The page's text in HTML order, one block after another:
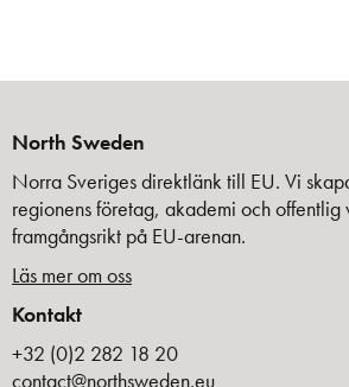
North Sweden
Norra Sveriges direktlänk till EU. Vi
regionens företag, akademi och offentlig
framgångsrikt på EU-arenan.
Läs mer om oss
Kontakt
+32 (0)2 282 18 20
contact@northsweden.eu